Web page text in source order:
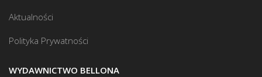
Aktualności
Polityka Prywatności
WYDAWNICTWO BELLONA